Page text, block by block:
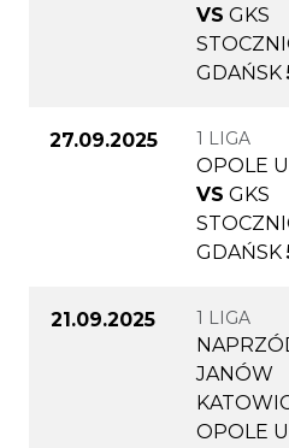
VS GKS
GDAŃSK
27.09.2025 1 LIGA
OPOLE
VS GKS
GDAŃSK
21.09.2025 1 LIGA
JANÓW
OPOLE